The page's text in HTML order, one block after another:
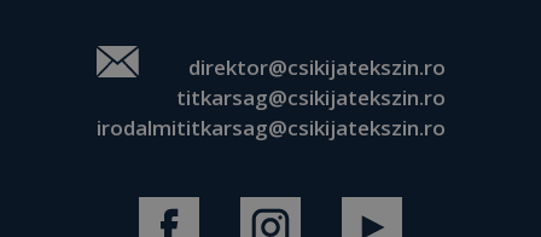
direktor@csikijatekszin.ro
titkarsag@csikijatekszin.ro
irodalmititkarsag@csikijatekszin.ro